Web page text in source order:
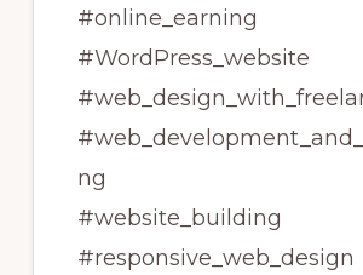
#online_earning
#WordPress_website
ng
#website_building
#responsive_web_design